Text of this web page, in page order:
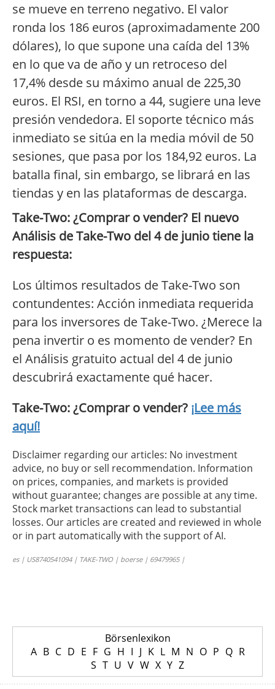
se mueve en terreno negativo. El valor
ronda los 186 euros (aproximadamente 200
dólares), lo que supone una caída del 13%
en lo que va de año y un retroceso del
17,4% desde su máximo anual de 225,30
euros. El RSI, en torno a 44, sugiere una leve
presión vendedora. El soporte técnico más
inmediato se sitúa en la media móvil de 50
sesiones, que pasa por los 184,92 euros. La
batalla final, sin embargo, se librará en las
tiendas y en las plataformas de descarga.
Take-Two: ¿Comprar o vender? El nuevo
Análisis de Take-Two del 4 de junio tiene la
respuesta:
Los últimos resultados de Take-Two son
contundentes: Acción inmediata requerida
para los inversores de Take-Two. ¿Merece la
pena invertir o es momento de vender? En
el Análisis gratuito actual del 4 de junio
descubrirá exactamente qué hacer.
Take-Two: ¿Comprar o vender? ¡Lee más
aquí!
Disclaimer regarding our articles: No investment
advice, no buy or sell recommendation. Information
on prices, companies, and markets is provided
without guarantee; changes are possible at any time.
Stock market transactions can lead to substantial
losses. Our articles are created and reviewed in whole
or in part automatically with the support of AI.
es | US8740541094 | TAKE-TWO | boerse | 69479965 |
Börsenlexikon
A B C D E F G H I J K L M N O P Q R
S T U V W X Y Z